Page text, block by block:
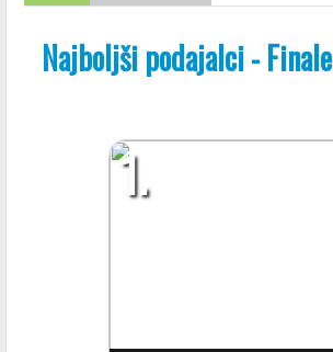
Najboljši podajalci - Finale
1.